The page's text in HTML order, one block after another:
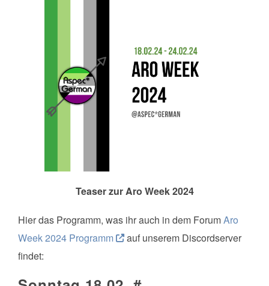
Teaser zur Aro Week 2024
Hier das Programm, was ihr auch in dem ForumAro
Week 2024 Programm
auf unserem Discordserver
findet: